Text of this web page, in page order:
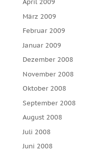
April 2009
März 2009
Februar 2009
Januar 2009
Dezember 2008
November 2008
Oktober 2008
September 2008
August 2008
Juli 2008
Juni 2008